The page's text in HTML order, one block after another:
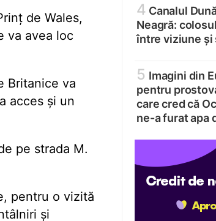
4 Canalul
Neagră:
între viziune
5 Imagini din
pentru
care cred că
ne-a furat apa
de Wales,
va avea loc
Britanice va
acces și un
pe strada M.
pentru o vizită
și